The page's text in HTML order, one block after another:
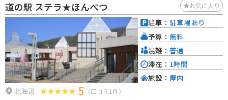
道の駅 ステラ★ほんべつ お気に入り
北海道 5 （口コミ1件）
駐車： 駐車場あり
予算： 無料
混雑： 普通
滞在： 1時間
施設： 屋内